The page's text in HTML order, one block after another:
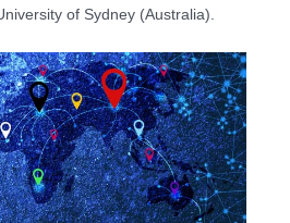
of Sydney (Australia).